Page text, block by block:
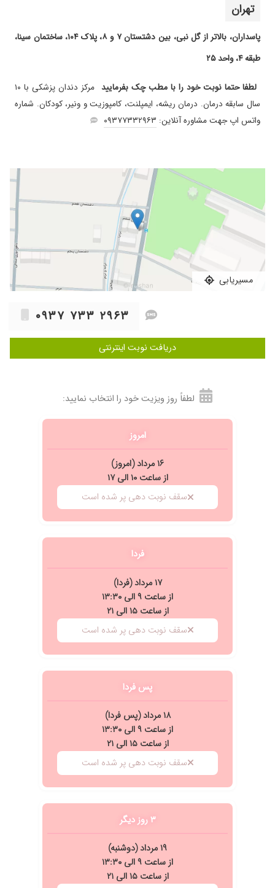
ممنونم
تهران
پاسداران، بالاتر از گل نبی، بین دشتستان ۷ و ۸، پلاک ۱۰۴، ساختمان سینا،
طبقه ۴، واحد ۲۵
لطفا حتما نوبت خود را با مطب چک بفرمایید
مرکز دندان پزشکی با ۱۰
سال سابقه درمان. درمان ریشه، ایمپلنت، کامپوزیت و ونیر، کودکان. شماره
واتس اپ جهت مشاوره آنلاین: ۰۹۳۷۷۳۳۲۹۶۳
مسیریابی
۰۹۳۷ ۷۳۳ ۲۹۶۳
دریافت نوبت اینترنتی
لطفاً روز ویزیت خود را انتخاب نمایید:
امروز
۱۶ مرداد (امروز)
از ساعت ۱۰ الی ۱۷
سقف نوبت دهی پر شده است
فردا
۱۷ مرداد (فردا)
از ساعت ۹ الی ۱۳:۳۰
از ساعت ۱۵ الی ۲۱
سقف نوبت دهی پر شده است
پس فردا
۱۸ مرداد (پس فردا)
از ساعت ۹ الی ۱۳:۳۰
از ساعت ۱۵ الی ۲۱
سقف نوبت دهی پر شده است
۳ روز دیگر
۱۹ مرداد (دوشنبه)
از ساعت ۹ الی ۱۳:۳۰
از ساعت ۱۵ الی ۲۱